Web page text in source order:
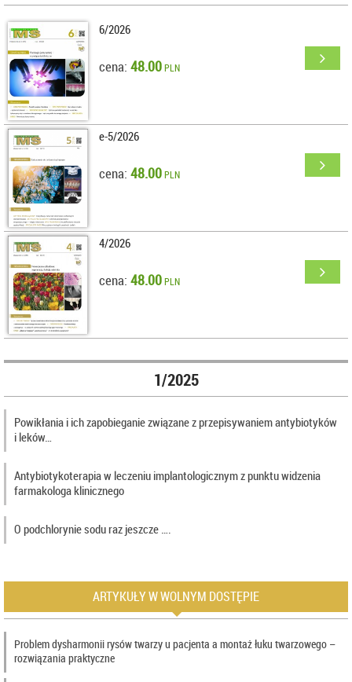
6/2026
cena: 48.00PLN
e-5/2026
cena: 48.00PLN
4/2026
cena: 48.00PLN
1/2025
Powikłania i ich zapobieganie związane z przepisywaniem antybiotyków
i leków…
Antybiotykoterapia w leczeniu implantologicznym z punktu widzenia
farmakologa klinicznego
O podchlorynie sodu raz jeszcze ….
ARTYKUŁY W WOLNYM DOSTĘPIE
Problem dysharmonii rysów twarzy u pacjenta a montaż łuku twarzowego –
rozwiązania praktyczne